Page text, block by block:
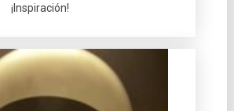
¡Inspiración!